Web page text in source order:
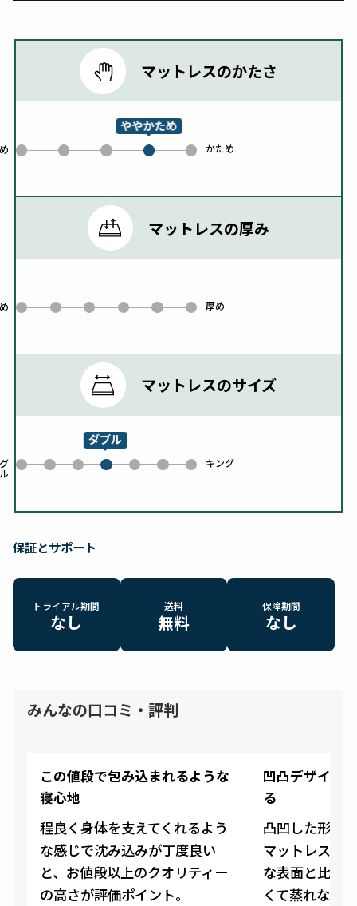
マットレスのかたさ
0 1
2
3
ややかため
かため
4
マットレスの厚み
0 1 2 3 4 厚め
5
マットレスのサイズ
ル
0 1
2
3
ダブル
4 5 キング
6
保証とサポート
トライアル期間
なし
送料
無料
保障期間
なし
みんなの口コミ・評判
この値段で包み込まれるような
寝心地
程良く身体を支えてくれるよう
な感じで沈み込みが丁度良い
と、お値段以上のクオリティー
の高さが評価ポイント。
凹凸デザイン
る
凸凹した形状
マットレスは
な表面と比べ
くて蒸れない